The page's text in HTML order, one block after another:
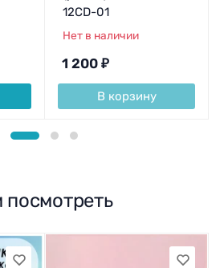
12CD-01
Нет в наличии
1 200 ₽
В корзину